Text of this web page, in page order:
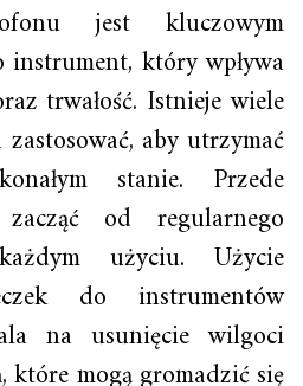
jest kluczowym
instrument, który wpływa
trwałość. Istnieje wiele
aby utrzymać
stanie. Przede
od regularnego
użyciu. Użycie
do instrumentów
na usunięcie wilgoci
które mogą gromadzić się